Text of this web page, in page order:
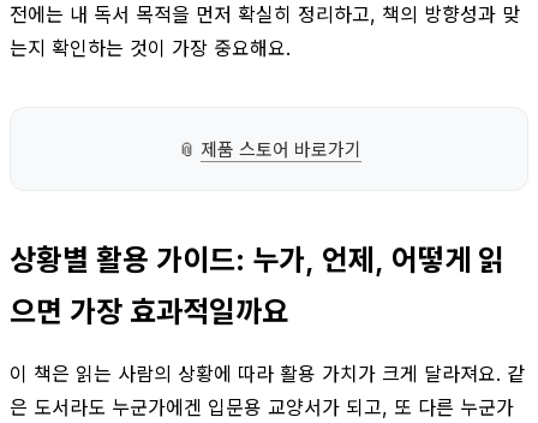
전에는 내 독서 목적을 먼저 확실히 정리하고, 책의 방향성과 맞
는지 확인하는 것이 가장 중요해요.
📎 제품 스토어 바로가기
상황별 활용 가이드: 누가, 언제, 어떻게 읽
으면 가장 효과적일까요
이 책은 읽는 사람의 상황에 따라 활용 가치가 크게 달라져요. 같
은 도서라도 누군가에겐 입문용 교양서가 되고, 또 다른 누군가